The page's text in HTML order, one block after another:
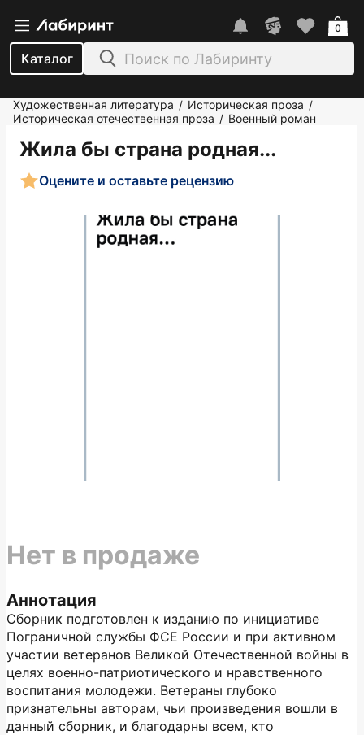
Каталог
0
Художественная литература / Историческая проза /
Историческая отечественная проза / Военный роман
Жила бы страна родная...
Оцените и оставьте рецензию
Аннотация
Сборник подготовлен к изданию по инициативе
Пограничной службы ФСЕ России и при активном
участии ветеранов Великой Отечественной войны в
целях военно-патриотического и нравственного
воспитания молодежи. Ветераны глубоко
признательны авторам, чьи произведения вошли в
данный сборник, и благодарны всем, кто
Нет в продаже